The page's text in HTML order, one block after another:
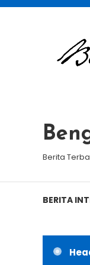
Skip
Berita
BERITA